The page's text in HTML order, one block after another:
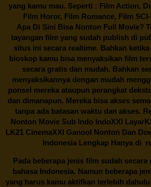
yang kamu mau. Seperti : Film Action,
Film Horor, Film Romance, Film
Apa Di Sini Bisa Nonton Full Movie?
tayangan film yang sudah publish di
situs ini secara realtime. Bahkan
bioskop kamu bisa menyaksikan film
secara gratis dan mudah. Bahkan
menyaksikannya dengan mudah
ponsel mereka ataupun perangkat
dan dimanapun. Mereka bisa akses
tanpa ada batasan waktu dan akses.
Nonton Movie Sub Indo IndoXXI
LK21 CinemaXXI Ganool Nonton Dan
Indonesia Lengkap Hanya di
Pada beberapa jenis film sudah
bahasa Indonesia. Namun beberapa
yang harus kamu aktifkan terlebih